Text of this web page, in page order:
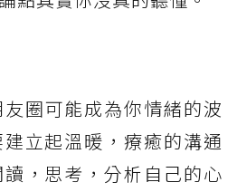
圈可能成為你情緒的波
立起溫暖，療癒的溝通
，思考，分析自己的心